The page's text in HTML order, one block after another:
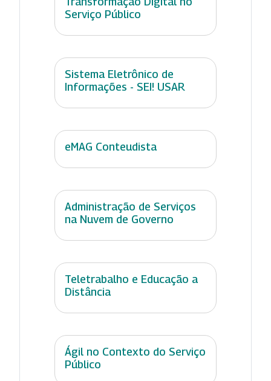
Serviço Público
Sistema Eletrônico de
Informações - SEI! USAR
eMAG Conteudista
Administração de Serviços
na Nuvem de Governo
Teletrabalho e Educação a
Distância
Ágil no Contexto do Serviço
Público